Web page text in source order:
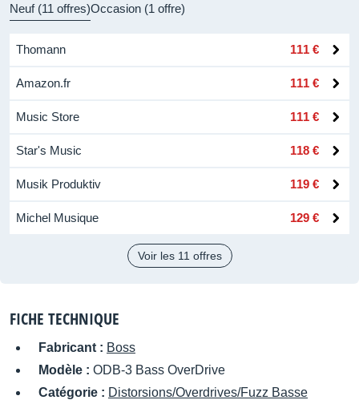
Neuf (11 offres)Occasion (1 offre)
Thomann 111 €
Amazon.fr 111 €
Music Store 111 €
Star's Music 118 €
Musik Produktiv 119 €
Michel Musique 129 €
Voir les 11 offres
FICHE TECHNIQUE
Fabricant : Boss
Modèle : ODB-3 Bass OverDrive
Catégorie : Distorsions/Overdrives/Fuzz Basse